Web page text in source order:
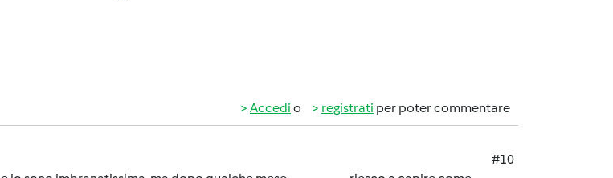
Accedi o registrati per poter commentare
#10